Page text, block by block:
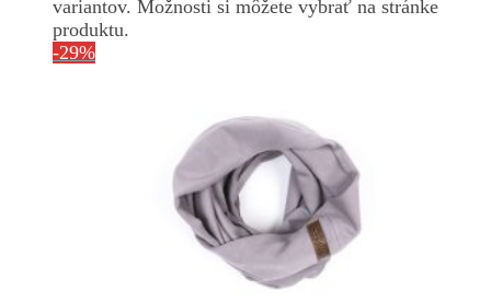
variantov. Možnosti si môžete vybrať na stránke
produktu.
-29%